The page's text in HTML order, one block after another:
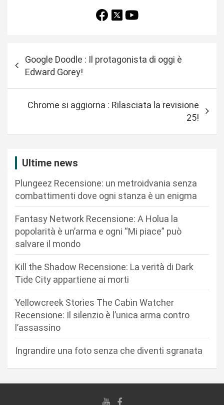
a
Google Doodle : Il protagonista di oggi è
Edward Gorey!
Chrome si aggiorna : Rilasciata la revisione
25!
Ultime news
Plungeez Recensione: un metroidvania senza
combattimenti dove ogni stanza è un enigma
Fantasy Network Recensione: A Holua la
popolarità è un’arma e ogni “Mi piace” può
salvare il mondo
Kill the Shadow Recensione: La verità di Dark
Tide City appartiene ai morti
Yellowcreek Stories The Cabin Watcher
Recensione: Il silenzio è l’unica arma contro
l’assassino
Ingrandire una foto senza che diventi sgranata